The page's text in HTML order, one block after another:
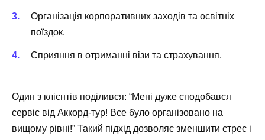
Організація корпоративних заходів та освітніх
поїздок.
Сприяння в отриманні візи та страхування.
Один з клієнтів поділився: “Мені дуже сподобався
сервіс від Аккорд-тур! Все було організовано на
вищому рівні!” Такий підхід дозволяє зменшити стрес і